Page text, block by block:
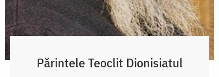
Părintele Teoclit Dionisiatul